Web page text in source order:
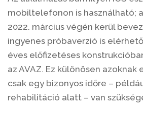
mobiltelefonon is használható;
2022. március végén kerül
ingyenes próbaverzió is
éves előfizetéses
az AVAZ. Ez különösen azoknak
csak egy bizonyos időre –
rehabilitáció alatt – van